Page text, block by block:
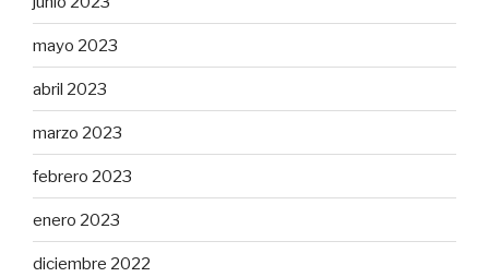
mayo 2023
abril 2023
marzo 2023
febrero 2023
enero 2023
diciembre 2022